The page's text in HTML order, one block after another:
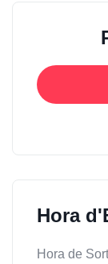
Hora
Hora de